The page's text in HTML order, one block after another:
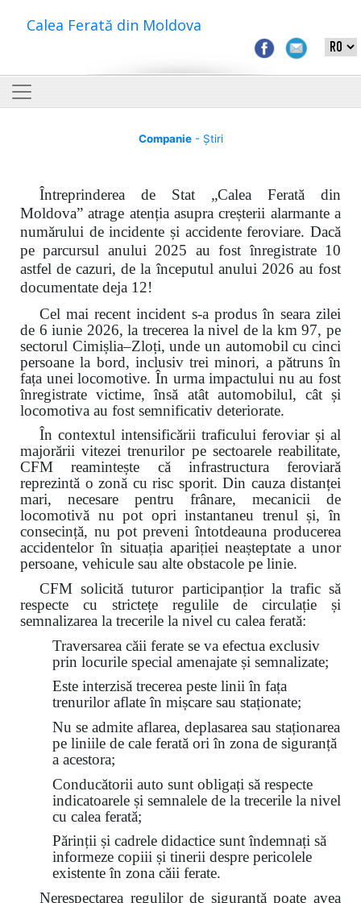
Calea Ferată din Moldova
Companie- Știri
Întreprinderea de Stat „Calea Ferată din
Moldova” atrage atenția asupra creșterii alarmante a
numărului de incidente și accidente feroviare. Dacă
pe parcursul anului 2025 au fost înregistrate 10
astfel de cazuri, de la începutul anului 2026 au fost
documentate deja 12!
Cel mai recent incident s-a produs în seara zilei
de 6 iunie 2026, la trecerea la nivel de la km 97, pe
sectorul Cimișlia–Zloți, unde un automobil cu cinci
persoane la bord, inclusiv trei minori, a pătruns în
fața unei locomotive. În urma impactului nu au fost
înregistrate victime, însă atât automobilul, cât și
locomotiva au fost semnificativ deteriorate.
În contextul intensificării traficului feroviar și al
majorării vitezei trenurilor pe sectoarele reabilitate,
CFM reamintește că infrastructura feroviară
reprezintă o zonă cu risc sporit. Din cauza distanței
mari, necesare pentru frânare, mecanicii de
locomotivă nu pot opri instantaneu trenul și, în
consecință, nu pot preveni întotdeauna producerea
accidentelor în situația apariției neașteptate a unor
persoane, vehicule sau alte obstacole pe linie.
CFM solicită tuturor participanțior la trafic să
respecte cu strictețe regulile de circulație și
semnalizarea la trecerile la nivel cu calea ferată:
Traversarea căii ferate se va efectua exclusiv
prin locurile special amenajate și semnalizate;
Este interzisă trecerea peste linii în fața
trenurilor aflate în mișcare sau staționate;
Nu se admite aflarea, deplasarea sau staționarea
pe liniile de cale ferată ori în zona de siguranță
a acestora;
Conducătorii auto sunt obligați să respecte
indicatoarele și semnalele de la trecerile la nivel
cu calea ferată;
Părinții și cadrele didactice sunt îndemnați să
informeze copiii și tinerii despre pericolele
existente în zona căii ferate.
Nerespectarea regulilor de siguranță poate avea